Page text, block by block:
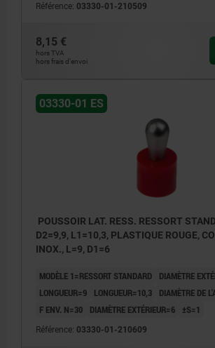
Référence: 03330-01-210509
8,15 €
hors TVA
hors frais d’envoi
03330-01 ES
POUSSOIR LAT. RESS. RESSORT
D2=9,9, L1=10,3, PLASTIQUE ROUGE,
INOX., L=9, D1=6
MODÈLE 1=RESSORT STANDARD
DIAMÈTRE
LONGUEUR=9
LONGUEUR=10,3
DIAMÈTRE DE
F ENV. N=30
DIAMÈTRE EXTÉRIEUR=6 ±S=1
Référence: 03330-01-210609